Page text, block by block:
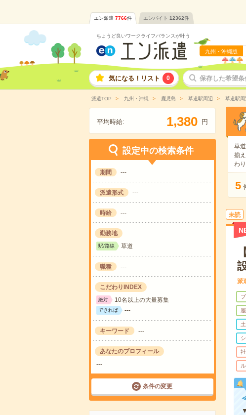
エン派遣 7766件 エンバイト 12362件
ちょうど良いワークライフバランスが叶う
九州・沖縄版
気になる！リスト 0 保存した希望条
派遣TOP 九州・沖縄 鹿児島 草道駅周辺 草道駅
平均時給: 1,380 円
設定中の検索条件
期間 ---
派遣形式 ---
時給 ---
勤務地
駅/路線 草道
職種 ---
こだわりINDEX
絶対 10名以上の大量募集
できれば ---
キーワード ---
あなたのプロフィール
---
条件の変更
草
揃
わ
5
未読
派